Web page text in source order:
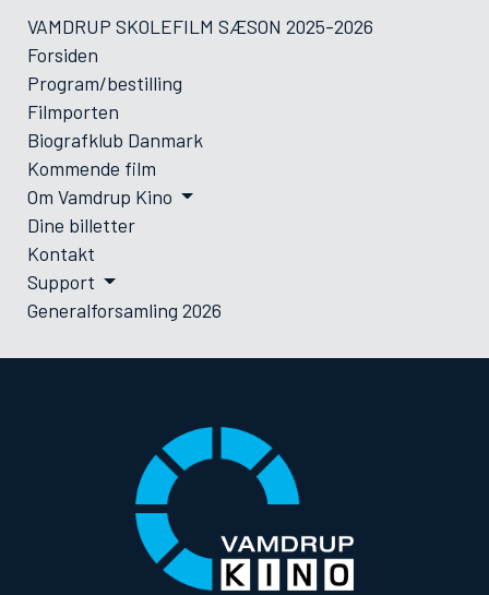
VAMDRUP SKOLEFILM SÆSON 2025-2026
Forsiden
Program/bestilling
Filmporten
Biografklub Danmark
Kommende film
Om Vamdrup Kino
Dine billetter
Kontakt
Support
Generalforsamling 2026